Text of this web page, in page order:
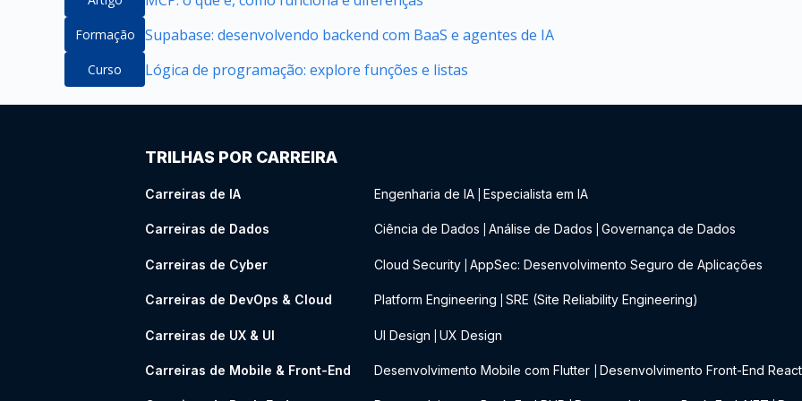
Formação Supabase: desenvolvendo backend com BaaS e agentes de IA
Curso Lógica de programação: explore funções e listas
TRILHAS POR CARREIRA
Carreiras de IA Engenharia de IA Especialista em IA
Carreiras de Dados Ciência de Dados Análise de Dados Governança de Dados
Carreiras de Cyber Cloud Security AppSec: Desenvolvimento Seguro de Aplicações
Carreiras de DevOps & Cloud Platform Engineering SRE (Site Reliability Engineering)
Carreiras de UX & UI UI Design UX Design
Carreiras de Mobile & Front-End Desenvolvimento Mobile com Flutter Desenvolvimento Front-End React